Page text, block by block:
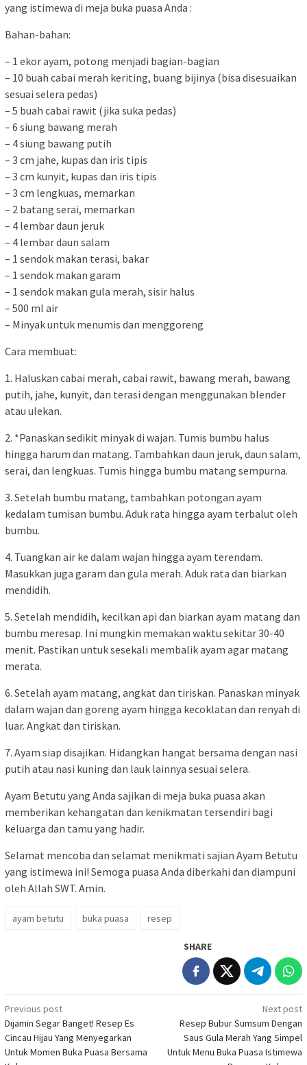
yang istimewa di meja buka puasa Anda :
Bahan-bahan:
– 1 ekor ayam, potong menjadi bagian-bagian
– 10 buah cabai merah keriting, buang bijinya (bisa disesuaikan
sesuai selera pedas)
– 5 buah cabai rawit (jika suka pedas)
– 6 siung bawang merah
– 4 siung bawang putih
– 3 cm jahe, kupas dan iris tipis
– 3 cm kunyit, kupas dan iris tipis
– 3 cm lengkuas, memarkan
– 2 batang serai, memarkan
– 4 lembar daun jeruk
– 4 lembar daun salam
– 1 sendok makan terasi, bakar
– 1 sendok makan garam
– 1 sendok makan gula merah, sisir halus
– 500 ml air
– Minyak untuk menumis dan menggoreng
Cara membuat:
1. Haluskan cabai merah, cabai rawit, bawang merah, bawang
putih, jahe, kunyit, dan terasi dengan menggunakan blender
atau ulekan.
2. *Panaskan sedikit minyak di wajan. Tumis bumbu halus
hingga harum dan matang. Tambahkan daun jeruk, daun salam,
serai, dan lengkuas. Tumis hingga bumbu matang sempurna.
3. Setelah bumbu matang, tambahkan potongan ayam
kedalam tumisan bumbu. Aduk rata hingga ayam terbalut oleh
bumbu.
4. Tuangkan air ke dalam wajan hingga ayam terendam.
Masukkan juga garam dan gula merah. Aduk rata dan biarkan
mendidih.
5. Setelah mendidih, kecilkan api dan biarkan ayam matang dan
bumbu meresap. Ini mungkin memakan waktu sekitar 30-40
menit. Pastikan untuk sesekali membalik ayam agar matang
merata.
6. Setelah ayam matang, angkat dan tiriskan. Panaskan minyak
dalam wajan dan goreng ayam hingga kecoklatan dan renyah di
luar. Angkat dan tiriskan.
7. Ayam siap disajikan. Hidangkan hangat bersama dengan nasi
putih atau nasi kuning dan lauk lainnya sesuai selera.
Ayam Betutu yang Anda sajikan di meja buka puasa akan
memberikan kehangatan dan kenikmatan tersendiri bagi
keluarga dan tamu yang hadir.
Selamat mencoba dan selamat menikmati sajian Ayam Betutu
yang istimewa ini! Semoga puasa Anda diberkahi dan diampuni
oleh Allah SWT. Amin.
ayam betutu buka puasa resep
SHARE
Post
navigation
Previous post
Dijamin Segar Banget! Resep Es
Cincau Hijau Yang Menyegarkan
Untuk Momen Buka Puasa Bersama
Next post
Resep Bubur Sumsum Dengan
Saus Gula Merah Yang Simpel
Untuk Menu Buka Puasa Istimewa